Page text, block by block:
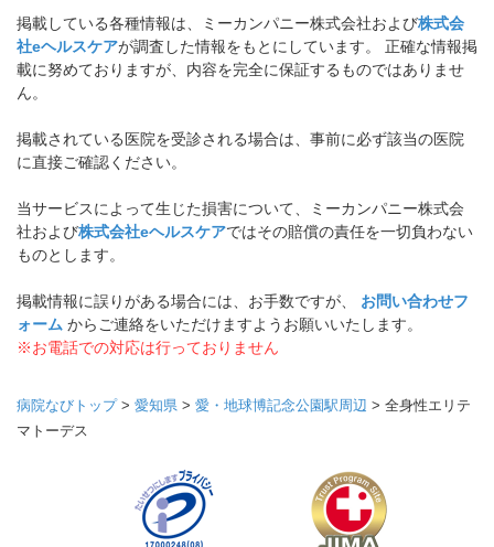
掲載している各種情報は、ミーカンパニー株式会社および株式会
社eヘルスケアが調査した情報をもとにしています。 正確な情報掲
載に努めておりますが、内容を完全に保証するものではありませ
ん。
掲載されている医院を受診される場合は、事前に必ず該当の医院
に直接ご確認ください。
当サービスによって生じた損害について、ミーカンパニー株式会
社および株式会社eヘルスケアではその賠償の責任を一切負わない
ものとします。
掲載情報に誤りがある場合には、お手数ですが、 お問い合わせフ
ォーム からご連絡をいただけますようお願いいたします。
※お電話での対応は行っておりません
病院なびトップ> 愛知県 > 愛・地球博記念公園駅周辺 > 全身性エリテ
マトーデス